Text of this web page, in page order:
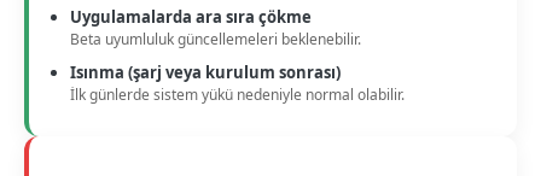
Uygulamalarda ara sıra çökme
Beta uyumluluk güncellemeleri beklenebilir.
Isınma (şarj veya kurulum sonrası)
İlk günlerde sistem yükü nedeniyle normal olabilir.